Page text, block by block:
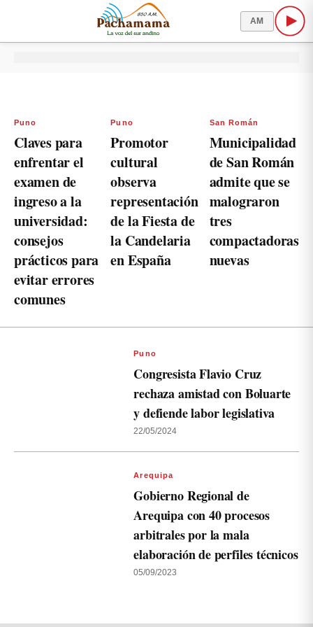
AM
Puno
Claves para
enfrentar el
examen de
ingreso a la
universidad:
consejos
prácticos para
evitar errores
comunes
Puno
Promotor
cultural
observa
representación
de la Fiesta de
la Candelaria
en España
San Román
Municipalidad
de San Román
admite que se
malograron
tres
compactadoras
nuevas
Puno
Congresista Flavio Cruz
rechaza amistad con Boluarte
y defiende labor legislativa
22/05/2024
Arequipa
Gobierno Regional de
Arequipa con 40 procesos
arbitrales por la mala
elaboración de perfiles técnicos
05/09/2023